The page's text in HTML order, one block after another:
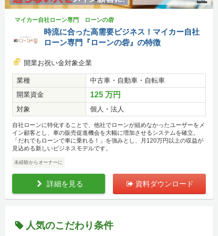
マイカー自社ローン専門 ローンの砦
時流に合った高需要ビジネス！マイカー自社
ローン専門『ローンの砦』の特徴
開業お祝い金対象企業
業種
中古車・自動車・自転車
開業資金
125 万円
対象 個人・法人
自社ローンに特化することで、他社でローンが組めなかったユーザーをメ
イン顧客とし、車の販売促進機会を大幅に増加させるシステムを確立。
「だれでもローンで車に乗れる！」を強みとし、月120万円以上の収益が
見込める新しいビジネスモデルです。
未経験からオーナーに
詳細を見る 資料ダウンロード
人気のこだわり条件